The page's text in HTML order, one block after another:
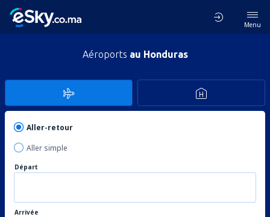
Menu
Aéroports au Honduras
Aller-retour
Aller simple
Départ
Arrivée